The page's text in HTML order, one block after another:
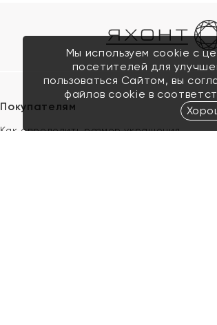
Покупателям
Как определить размер украшения
Мы используем cookie с
посетителей для
пользоваться Сайтом, вы
файлов cookie в